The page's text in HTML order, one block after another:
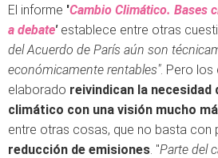
El informe 'Cambio Climático. Bases
a debate' establece entre otras
del Acuerdo de París aún son
económicamente rentables". Pero los
elaborado reivindican la necesidad
climático con una visión mucho
entre otras cosas, que no basta con
reducción de emisiones. "Parte del